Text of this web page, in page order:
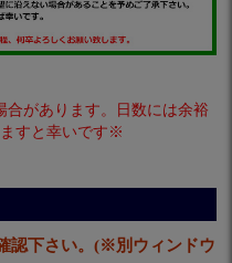
があります。日数には余裕
すと幸いです※
認下さい。(※別ウィンドウ